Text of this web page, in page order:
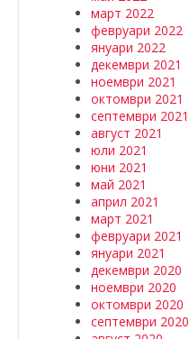
март 2022
февруари 2022
януари 2022
декември 2021
ноември 2021
октомври 2021
септември 2021
август 2021
юли 2021
юни 2021
май 2021
април 2021
март 2021
февруари 2021
януари 2021
декември 2020
ноември 2020
октомври 2020
септември 2020